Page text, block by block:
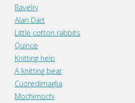
Ravelry
Alan Dart
Little cotton rabbits
Quince
Knitting help
A knitting bear
Cuoredimaglia
Mochimochi